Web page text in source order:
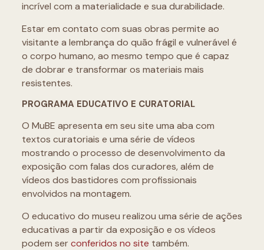
incrível com a materialidade e sua durabilidade.
Estar em contato com suas obras permite ao
visitante a lembrança do quão frágil e vulnerável é
o corpo humano, ao mesmo tempo que é capaz
de dobrar e transformar os materiais mais
resistentes.
PROGRAMA EDUCATIVO E CURATORIAL
O MuBE apresenta em seu site uma aba com
textos curatoriais e uma série de vídeos
mostrando o processo de desenvolvimento da
exposição com falas dos curadores, além de
vídeos dos bastidores com profissionais
envolvidos na montagem.
O educativo do museu realizou uma série de ações
educativas a partir da exposição e os vídeos
podem ser conferidos no site também.